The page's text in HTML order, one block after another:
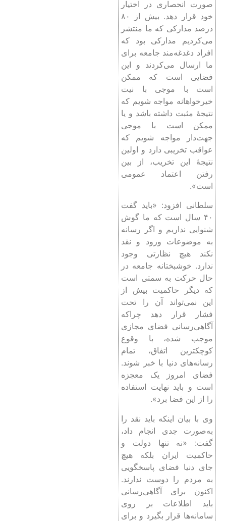
صورت انحصاری در اختیار
خود قرار دهد. بیش از ۸۰
درصد مدارکی که ما منتشر
می‌کردیم مدارکی بود که
افراد دغدغه‌مند جامعه برای
ما ارسال می‌کردند و این
فضایی است که ممکن
است با موجی با نیت
خیرخواهانه مواجه شویم که
نتیجۀ مثبت داشته باشد و یا
ممکن است با موجی
جهت‌دار مواجه شویم که
عواقب تخریبی دارد و اولین
نتیجۀ این تخریب، از بین
رفتن اعتماد عمومی
است».
سلطانی افزود: «باید گفت
۴۰ سال است که ما گوش
شنوایی نداریم و اگر رسانه
به موضوعات ورود و نقد
نکند هیچ نظارتی وجود
ندارد. خوشبختانه جامعه در
حال حرکت به سمتی است
که دیگر حاکمیت بیش از
این نمی‌تواند آن را تحت
فشار قرار دهد چراکه
آگاهی‌رسانی فضای مجازی
موجب شده، با وقوع
کوچکترین اتفاق، تمام
رسانه‌های دنیا با خبر شوند.
فضای امروز یک معجزه
است و باید نهایت استفاده
را از این فضا برد».
وی با بیان اینکه باید نقد را
به‌صورت جدی انجام داد،
گفت: «نه تنها دولت و
حاکمیت ایران بلکه هیچ
جای دنیا فضای پاسخگویی
به مردم را دوست ندارند.
اکنون برای آگاهی‌رسانی
باید اطلاعات بر روی
سامانه‌ها قرار بگیرد و برای